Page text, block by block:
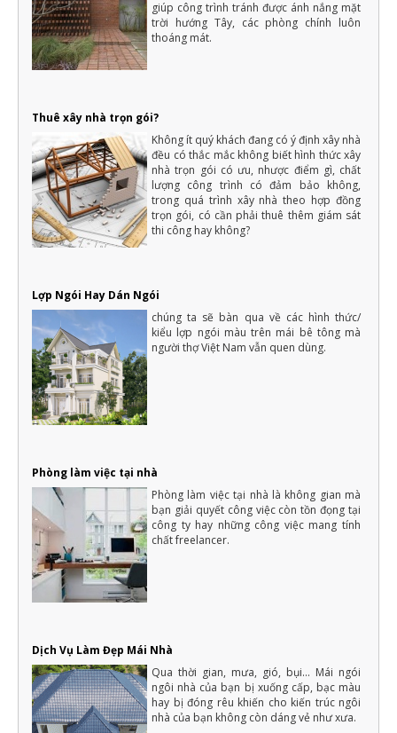
Một ngôi nhà là mơ ước của rất nhiều người, với mỗi người dân
Việt Nam thì việc xây dựng nhà ở là vấn đề quan trọng của cả
một đời người.
Những điều cần biết khi xây nhà mới mà gia chủ cần phải nắm rõ
giúp công trình tránh được ánh nắng mặt
trời hướng Tây, các phòng chính luôn
thoáng mát.
Thuê xây nhà trọn gói?
Không ít quý khách đang có ý định xây nhà
đều có thắc mắc không biết hình thức xây
nhà trọn gói có ưu, nhược điểm gì, chất
lượng công trình có đảm bảo không,
trong quá trình xây nhà theo hợp đồng
trọn gói, có cần phải thuê thêm giám sát
thi công hay không?
Lợp Ngói Hay Dán Ngói
chúng ta sẽ bàn qua về các hình thức/
kiểu lợp ngói màu trên mái bê tông mà
người thợ Việt Nam vẫn quen dùng.
Phòng làm việc tại nhà
Phòng làm việc tại nhà là không gian mà
bạn giải quyết công việc còn tồn đọng tại
công ty hay những công việc mang tính
chất freelancer.
Dịch Vụ Làm Đẹp Mái Nhà
Qua thời gian, mưa, gió, bụi... Mái ngói
ngôi nhà của bạn bị xuống cấp, bạc màu
hay bị đóng rêu khiến cho kiến trúc ngôi
nhà của bạn không còn dáng vẻ như xưa.